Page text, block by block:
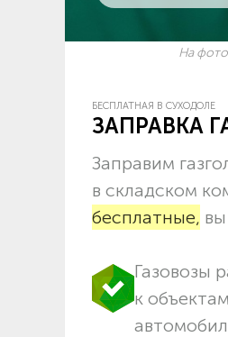
На фото
БЕСПЛАТНАЯ В СУХОДОЛЕ
ЗАПРАВКА
Заправим
в складском
бесплатные,
Газовозы
к